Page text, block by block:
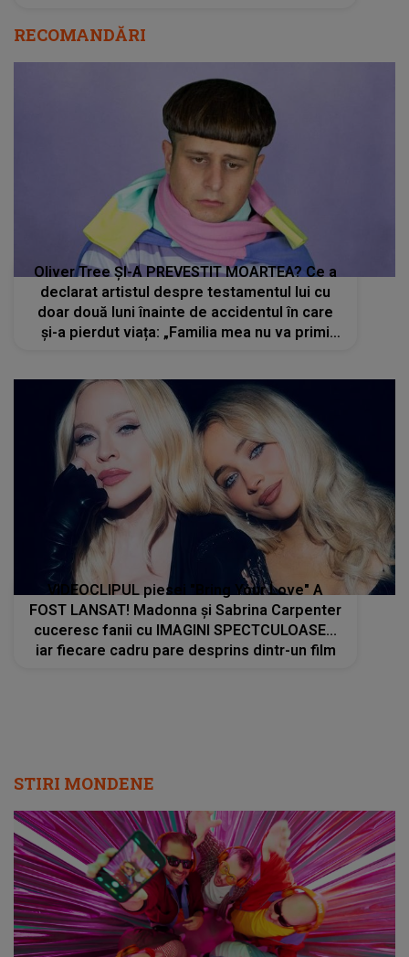
RECOMANDĂRI
Oliver Tree ȘI-A PREVESTIT MOARTEA? Ce a
declarat artistul despre testamentul lui cu
doar două luni înainte de accidentul în care
și-a pierdut viața: „Familia mea nu va primi
VIDEOCLIPUL piesei "Bring Your Love" A
FOST LANSAT! Madonna și Sabrina Carpenter
cuceresc fanii cu IMAGINI SPECTCULOASE...
iar fiecare cadru pare desprins dintr-un film
STIRI MONDENE